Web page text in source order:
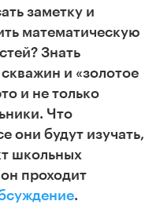
заметку и
математическую
Знать
и «золотое
и не только
Что
они будут изучать,
школьных
проходит
.